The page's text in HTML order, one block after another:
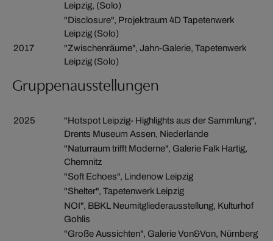
Leipzig, (Solo)
"Disclosure", Projektraum 4D Tapetenwerk
Leipzig (Solo)
2017
"Zwischenräume", Jahn-Galerie, Tapetenwerk
Leipzig (Solo)
Gruppenausstellungen
2025
"Hotspot Leipzig- Highlights aus der Sammlung",
Drents Museum Assen, Niederlande
"Naturraum trifft Moderne", Galerie Falk Hartig,
Chemnitz
"Soft Echoes", Lindenow Leipzig
"Shelter", Tapetenwerk Leipzig
NOI", BBKL Neumitgliederausstellung, Kulturhof
Gohlis
"Große Aussichten", Galerie Von&Von, Nürnberg